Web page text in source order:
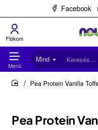
Facebook
Mind
Keresés...
Pea Protein Vanilla
Pea Protein